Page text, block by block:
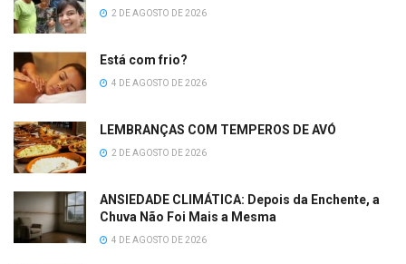
2 DE AGOSTO DE 2026
Está com frio?
4 DE AGOSTO DE 2026
LEMBRANÇAS COM TEMPEROS DE AVÓ
2 DE AGOSTO DE 2026
ANSIEDADE CLIMÁTICA: Depois da Enchente, a
Chuva Não Foi Mais a Mesma
4 DE AGOSTO DE 2026